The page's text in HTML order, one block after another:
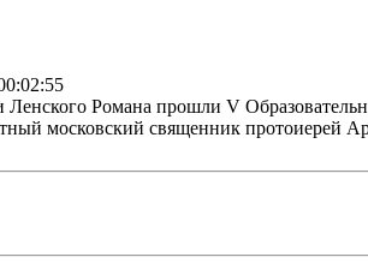
Романа прошли V
московский священник протоиерей